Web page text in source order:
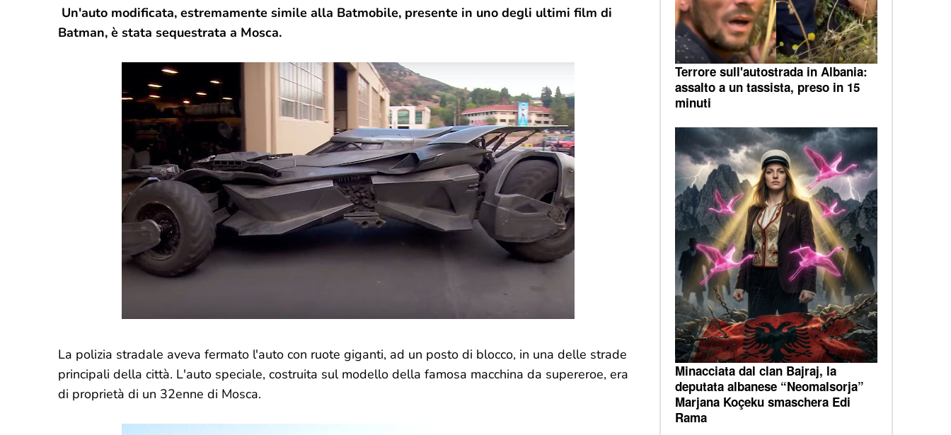
Un'auto modificata, estremamente simile alla Batmobile, presente in uno degli ultimi film di
Batman, è stata sequestrata a Mosca.
La polizia stradale aveva fermato l'auto con ruote giganti, ad un posto di blocco, in una delle strade
principali della città. L'auto speciale, costruita sul modello della famosa macchina da supereroe, era
di proprietà di un 32enne di Mosca.
Terrore sull'autostrada in Albania:
assalto a un tassista, preso in 15
minuti
Minacciata dal clan Bajraj, la
deputata albanese “Neomalsorja”
Marjana Koçeku smaschera Edi
Rama